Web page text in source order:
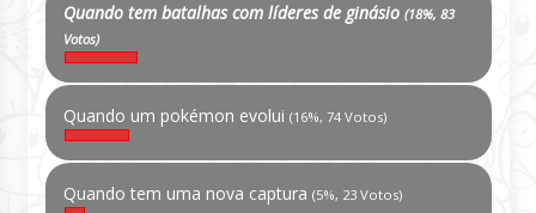
Quando tem batalhas com líderes de ginásio (18%, 83
Votos)
Quando um pokémon evolui (16%, 74 Votos)
Quando tem uma nova captura (5%, 23 Votos)